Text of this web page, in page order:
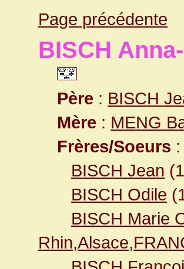
Page précédente
BISCH
Père : BISCH
Mère : MENG
Frères/Soeurs :
BISCH Jean
BISCH Odile
BISCH Marie